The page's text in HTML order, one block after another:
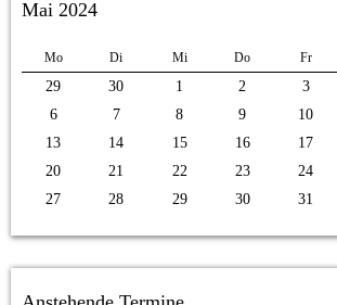
Mai 2024
Mo Di Mi Do Fr
29 30 1 2 3
6
7 8 9 10
13
14 15 16 17
20
21 22 23 24
27
28 29 30 31